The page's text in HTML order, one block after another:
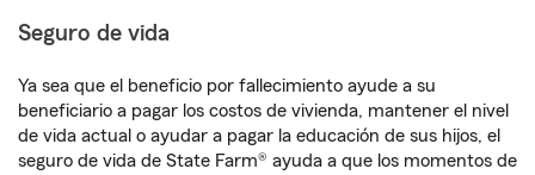
Seguro de vida
Ya sea que el beneficio por fallecimiento ayude a su
beneficiario a pagar los costos de vivienda, mantener el nivel
de vida actual o ayudar a pagar la educación de sus hijos, el
seguro de vida de State Farm® ayuda a que los momentos de